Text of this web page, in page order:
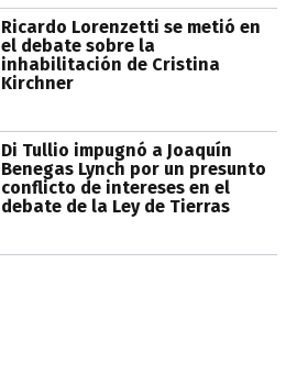
Ricardo Lorenzetti se metió en
el debate sobre la
inhabilitación de Cristina
Kirchner
Di Tullio impugnó a Joaquín
Benegas Lynch por un presunto
conflicto de intereses en el
debate de la Ley de Tierras